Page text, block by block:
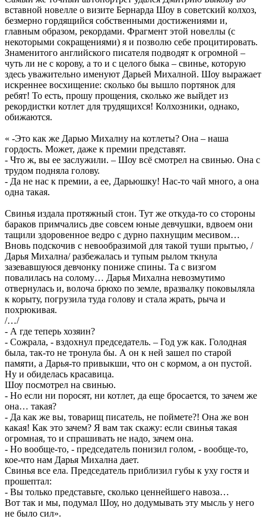
вставной новелле о визите Бернарда Шоу в советский колхоз,
безмерно гордящийся собственными достижениями и,
главным образом, рекордами. Фрагмент этой новеллы (с
некоторыми сокращениями) я и позволю себе процитировать.
Знаменитого английского писателя подводят к огромной –
чуть ли не с корову, а то и с целого быка – свинье, которую
здесь уважительно именуют Дарьей Михалной. Шоу выражает
искреннее восхищение: сколько бы вышло портянок для
ребят! То есть, прошу прощения, сколько же выйдет из
рекордистки котлет для трудящихся! Колхозники, однако,
обижаются.
« -Это как же Дарью Михалну на котлеты? Она – наша
гордость. Может, даже к премии представят.
- Что ж, вы ее заслужили. – Шоу всё смотрел на свинью. Она с
трудом подняла голову.
- Да не нас к премии, а ее, Дарьюшку! Нас-то чай много, а она
одна такая.
Свинья издала протяжный стон. Тут же откуда-то со стороны
бараков примчались две совсем юные девчушки, вдвоем они
тащили здоровенное ведро с дурно пахнущим месивом…
Вновь подскочив с невообразимой для такой туши прытью, /
Дарья Михална/ разбежалась и тупым рылом ткнула
зазевавшуюся девчонку пониже спины. Та с визгом
повалилась на солому… Дарья Михална невозмутимо
отвернулась и, волоча брюхо по земле, вразвалку поковыляла
к корыту, погрузила туда голову и стала жрать, рыча и
похрюкивая.
/…/
- А где теперь хозяин?
- Сожрала, - вздохнул председатель. – Год уж как. Голодная
была, так-то не тронула бы. А он к ней зашел по старой
памяти, а Дарья-то привыкши, что он с кормом, а он пустой.
Ну и обиделась красавица.
Шоу посмотрел на свинью.
- Но если ни поросят, ни котлет, да еще бросается, то зачем же
она… такая?
- Да как же вы, товарищ писатель, не поймете?! Она же вон
какая! Как это зачем? Я вам так скажу: если свинья такая
огромная, то и спрашивать не надо, зачем она.
- Но вообще-то, - председатель понизил голом, - вообще-то,
кое-что нам Дарья Михална дает.
Свинья все ела. Председатель приблизил губы к уху гостя и
прошептал:
- Вы только представьте, сколько ценнейшего навоза…
Вот так и мы, подумал Шоу, но додумывать эту мысль у него
не было сил».